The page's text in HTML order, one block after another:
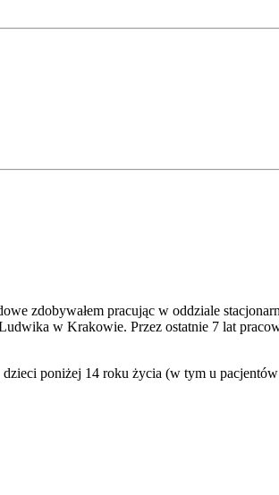
zdo­by­wa­łem pra­cu­jąc w oddzia­le
w Krakowie. Przez ostat­nie 7 lat
poni­żej 14 roku życia (w tym u